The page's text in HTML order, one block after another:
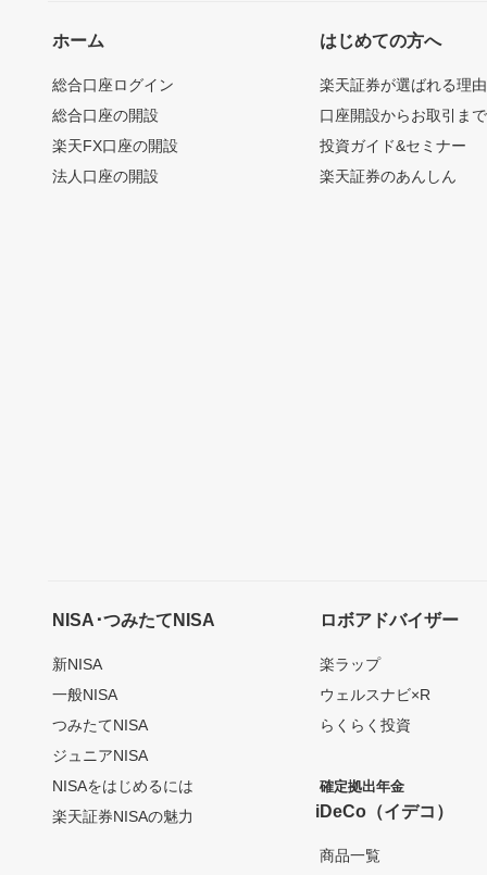
ホーム
総合口座ログイン
総合口座の開設
楽天FX口座の開設
法人口座の開設
はじめての方へ
楽天証券が選ばれる理由
口座開設からお取引ま
投資ガイド&セミナー
楽天証券のあんしん
NISA･つみたてNISA
新NISA
一般NISA
つみたてNISA
ジュニアNISA
NISAをはじめるには
楽天証券NISAの魅力
ロボアドバイザー
楽ラップ
ウェルスナビ×R
らくらく投資
確定拠出年金
iDeCo（イデコ）
商品一覧